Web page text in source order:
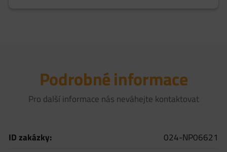
Podrobné informace
Pro další informace nás neváhejte kontaktovat
ID zakázky:
024-NP06621